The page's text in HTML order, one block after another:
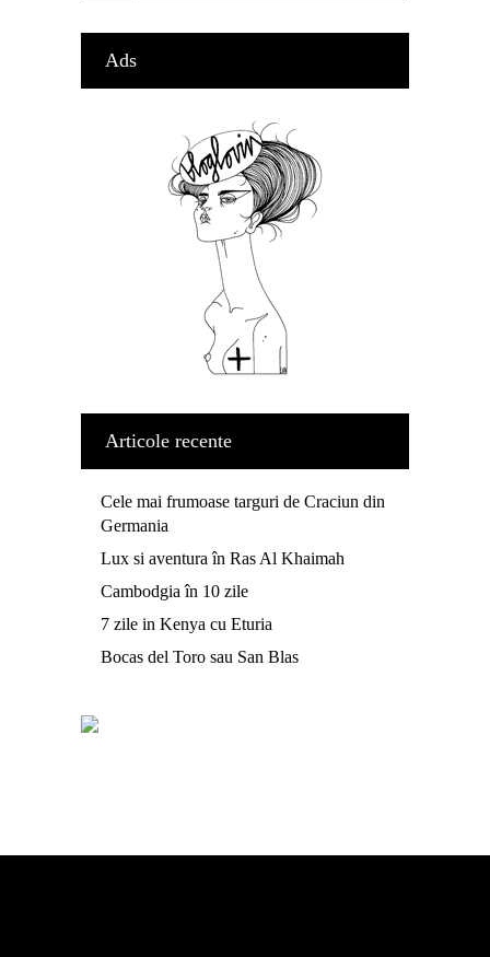
Ads
Articole recente
Cele mai frumoase targuri de Craciun din
Germania
Lux si aventura în Ras Al Khaimah
Cambodgia în 10 zile
7 zile in Kenya cu Eturia
Bocas del Toro sau San Blas